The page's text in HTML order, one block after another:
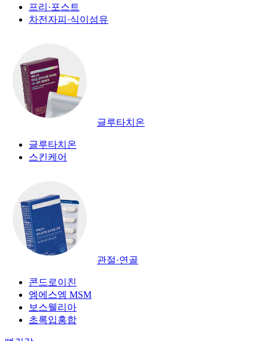
프리·포스트
차전자피·식이섬유
글루타치온
글루타치온
스킨케어
관절·연골
콘드로이친
엠에스엠 MSM
보스웰리아
초록입홍합